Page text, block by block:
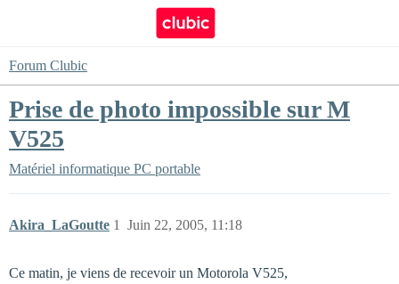
Forum Clubic
Prise de photo impossible sur M
V525
Matériel informatique PC portable
Akira_LaGoutte Juin 22, 2005, 11:18
1
Ce matin, je viens de recevoir un Motorola V525,